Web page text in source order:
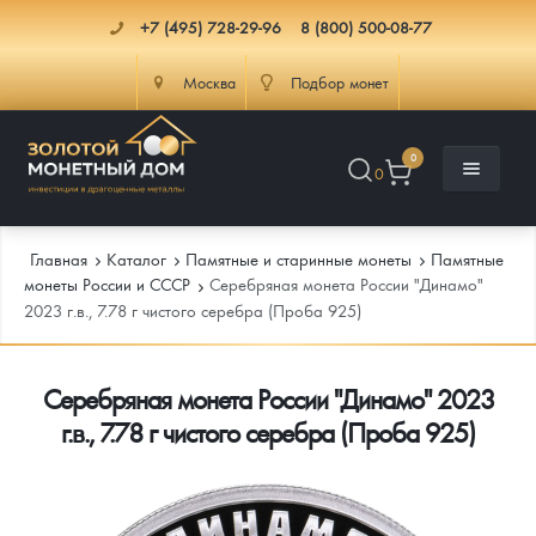
+7 (495) 728-29-96 8 (800) 500-08-77
Москва Подбор монет
0
0
Каталог
Каталог Монет
Инвестиционные монеты
Монеты Россия и СССР
Памятные и старинные монеты
Инфо
Как сделать заказ
Подлинность монет
Главная Каталог Памятные и старинные монеты
Памятные
монеты России и СССР
Серебряная монета России "Динамо"
2023 г.в., 7.78 г чистого серебра (Проба 925)
Серебряная монета России "Динамо" 2023
г.в., 7.78 г чистого серебра (Проба 925)